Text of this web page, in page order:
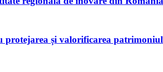
și valorificarea